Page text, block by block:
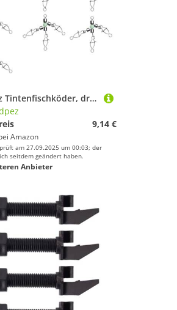
Woedpez Tintenfischköder, drehbar, 360 Grad drehbar, mit leuchtenden Perlen, 10 Stück
9,14 €
Amazon
am 27.09.2025 um 00:03; der
seitdem geändert haben.
Anbieter